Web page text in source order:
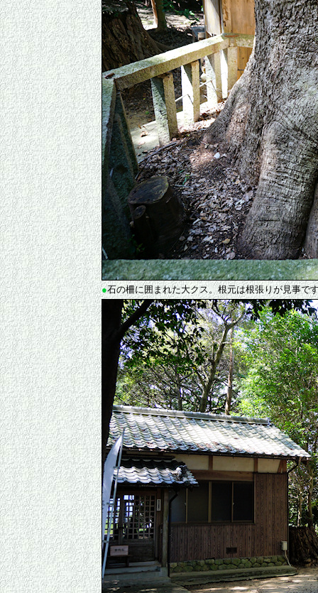
●石の柵に囲まれた大クス。根元は根張りが見事で